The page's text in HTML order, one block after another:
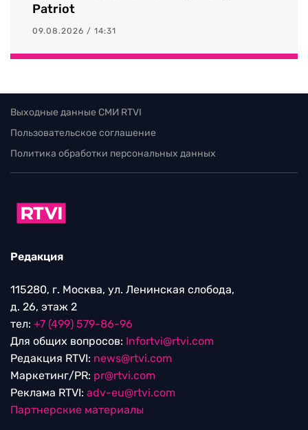
Patriot
09.08.2026 / 14:31
Выходные данные СМИ RTVI
Пользовательское соглашение
Политика обработки персональных данных
Редакция
115280, г. Москва, ул. Ленинская слобода,
д. 26, этаж 2
тел: +7 (499) 579-86-96
Для общих вопросов: Infortvi@rtvi.com
Редакция RTVI: news@rtvi.com
Маркетинг/PR: pr@rtvi.com
Реклама RTVI: adv-eu@rtvi.com
Партнерские материалы